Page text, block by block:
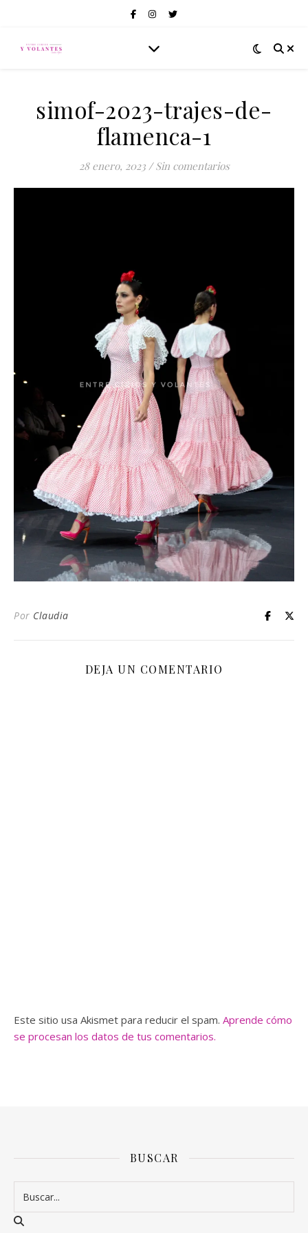
simof-2023-trajes-de-
flamenca-1
28 enero, 2023 / Sin comentarios
Por Claudia
DEJA UN COMENTARIO
Este sitio usa Akismet para reducir el spam. Aprende cómo
se procesan los datos de tus comentarios.
BUSCAR